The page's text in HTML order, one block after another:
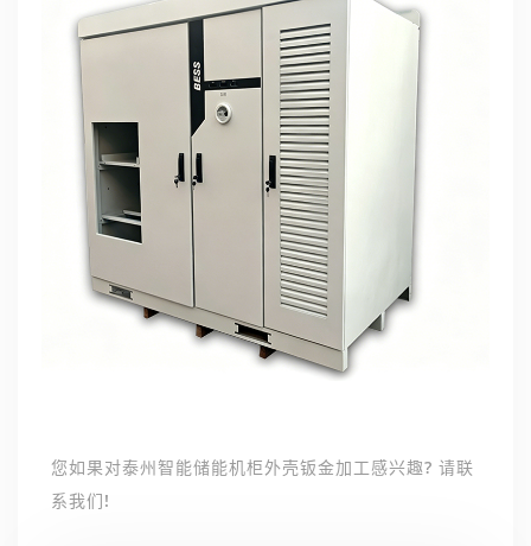
您如果对泰州智能储能机柜外壳钣金加工感兴趣? 请联
系我们!